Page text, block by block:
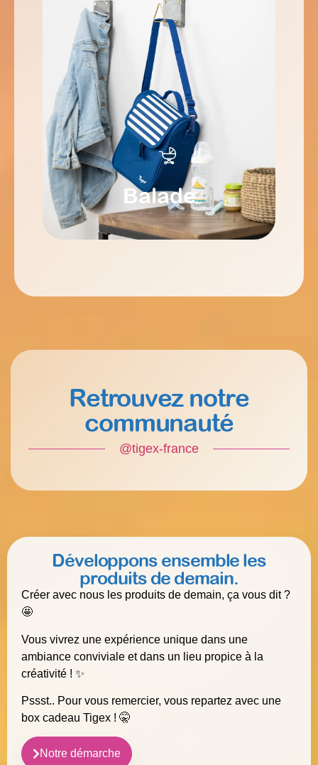
Balade
Retrouvez notre
communauté
@tigex-france
Développons ensemble les
produits de demain.
Créer avec nous les produits de demain, ça vous dit ?
🤩
Vous vivrez une expérience unique dans une
ambiance conviviale et dans un lieu propice à la
créativité ! ✨
Pssst.. Pour vous remercier, vous repartez avec une
box cadeau Tigex ! 🤫
Notre démarche